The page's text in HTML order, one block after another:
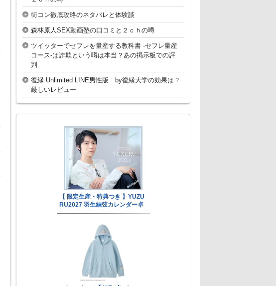
街コン徹底攻略のネタバレと体験談
森林原人SEX動画塾の口コミと２ｃｈの噂
ツイッターでセフレを量産する教科書 -セフレ量産
コース-は詐欺という噂は本当？あの掲示板での評
判
復縁 Unlimited LINE男性版 by復縁大学の効果は？
厳しいレビュー